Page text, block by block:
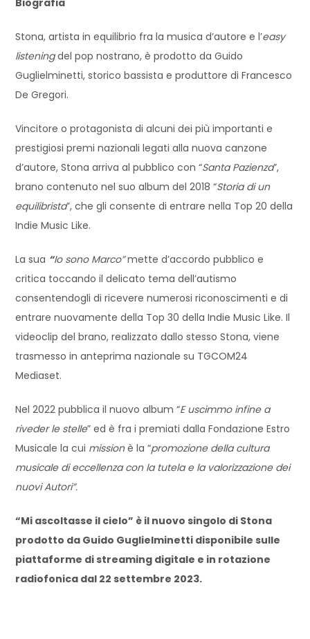
Stona, artista in equilibrio fra la musica d’autore e l’easy
listeningdel pop nostrano, è prodotto da Guido
Guglielminetti, storico bassista e produttore di Francesco
De Gregori.
Vincitore o protagonista di alcuni dei più importanti e
prestigiosi premi nazionali legati alla nuova canzone
d’autore, Stona arriva al pubblico con “Santa Pazienza”,
brano contenuto nel suo album del 2018 “Storia di un
equilibrista”, che gli consente di entrare nella Top 20 della
Indie Music Like.
La sua “Io sono Marco”mette d’accordo pubblico e
critica toccando il delicato tema dell’autismo
consentendogli di ricevere numerosi riconoscimenti e di
entrare nuovamente della Top 30 della Indie Music Like. Il
videoclip del brano, realizzato dallo stesso Stona, viene
trasmesso in anteprima nazionale su TGCOM24
Mediaset.
Nel 2022 pubblica il nuovo album “E uscimmo infine a
riveder le stelle” ed è fra i premiati dalla Fondazione Estro
Musicale la cui missionè la “promozione della cultura
musicale di eccellenza con la tutela e la valorizzazione dei
nuovi Autori”.
“Mi ascoltasse il cielo” è il nuovo singolo di Stona
prodotto da Guido Guglielminetti disponibile sulle
piattaforme di streaming digitale e in rotazione
radiofonica dal 22 settembre 2023.